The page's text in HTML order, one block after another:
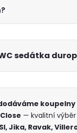
sedátka
dodáváme
— kvalitní
Jika, Ravak,